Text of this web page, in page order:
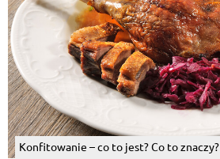
Konfitowanie – co to jest? Co to znaczy?